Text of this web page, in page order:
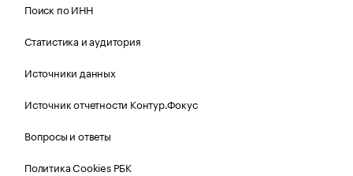
Поиск по ИНН
Статистика и аудитория
Источники данных
Источник отчетности Контур.Фокус
Вопросы и ответы
Политика Cookies РБК